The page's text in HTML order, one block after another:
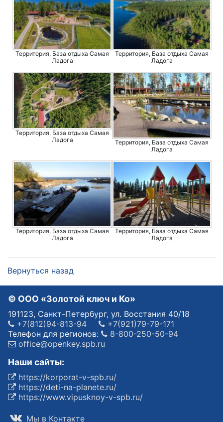
Территория, База отдыха Самая
Ладога
Территория, База отдыха Самая
Ладога
Территория, База отдыха Самая
Ладога
Территория, База отдыха Самая
Ладога
Территория, База отдыха Самая
Ладога
Территория, База отдыха Самая
Ладога
Вернуться назад
© OOO «Золотой ключ и Ко»
191123, Санкт-Петербург, ул. Восстания 40/18
+7(812)94-813-94
+7(921)79-79-171
Телефон для регионов:
8-800-250-50-94
office@openkey.spb.ru
Наши сайты:
https://korporat-v-spb.ru/
https://deti-na-planete.ru/
https://www.vipusknoy-v-spb.ru/
Мы в Контакте